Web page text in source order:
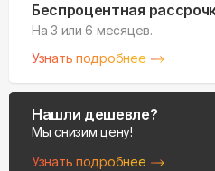
Беспроцентная
На 3 или 6 месяцев.
Узнать подробнее
Нашли дешевле?
Мы снизим цену!
Узнать подробнее